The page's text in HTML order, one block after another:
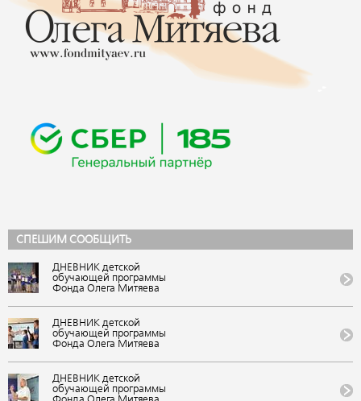
СПЕШИМ СООБЩИТЬ
ДНЕВНИК детской
обучающей программы
Фонда Олега Митяева
фестивале авторской
музыки и поэзии «U-235.
Новые песни» от проекта
«Школа Росатома» в ВДЦ
«Орленок»
(Краснодарский край).
VIII публикация
ДНЕВНИК детской
обучающей программы
Фонда Олега Митяева
фестивале авторской
музыки и поэзии «U-235.
Новые песни» от проекта
«Школа Росатома» в ВДЦ
ДНЕВНИК детской
обучающей программы